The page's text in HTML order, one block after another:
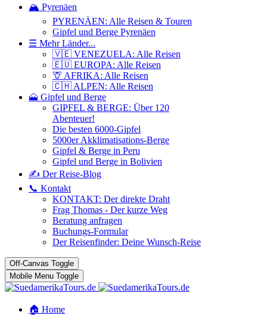
🏔️ Pyrenäen
PYRENÄEN: Alle Reisen & Touren
Gipfel und Berge Pyrenäen
☰ Mehr Länder...
🇻🇪 VENEZUELA: Alle Reisen
🇪🇺 EUROPA: Alle Reisen
🦒 AFRIKA: Alle Reisen
🇨🇭 ALPEN: Alle Reisen
🗻 Gipfel und Berge
GIPFEL & BERGE: Über 120
Abenteuer!
Die besten 6000-Gipfel
5000er Akklimatisations-Berge
Gipfel & Berge in Peru
Gipfel und Berge in Bolivien
✍️ Der Reise-Blog
📞 Kontakt
KONTAKT: Der direkte Draht
Frag Thomas - Der kurze Weg
Beratung anfragen
Buchungs-Formular
Der Reisenfinder: Deine Wunsch-Reise
Off-Canvas Toggle
Mobile Menu Toggle
🏠 Home